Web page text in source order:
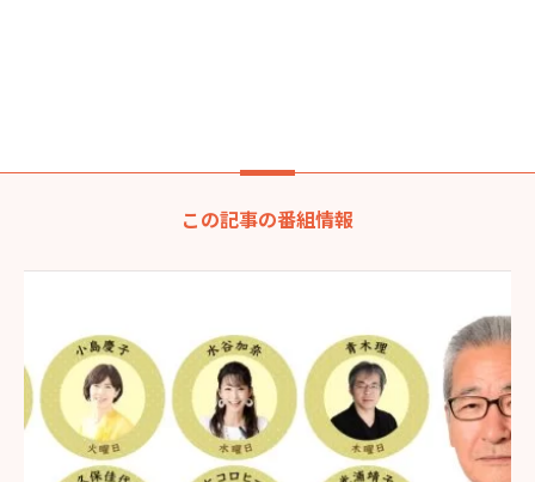
この記事の番組情報